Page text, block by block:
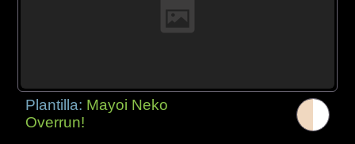
Plantilla: Mayoi Neko
Overrun!